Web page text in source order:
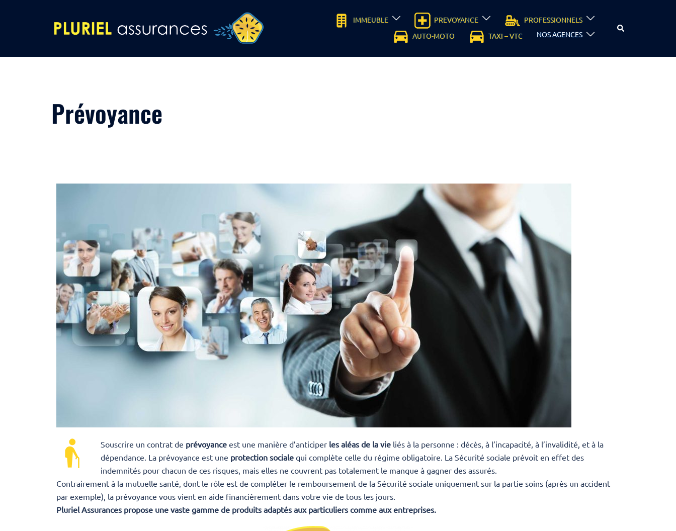
IMMEUBLE PREVOYANCE
PROFESSIONNELS
AUTO-MOTO
TAXI – VTC NOS AGENCES
Prévoyance
Souscrire un contrat de prévoyance est une manière d’anticiper les aléas de la vie liés à la personne : décès, à l’incapacité, à l’invalidité, et à la
dépendance. La prévoyance est une protection sociale qui complète celle du régime obligatoire. La Sécurité sociale prévoit en effet des
indemnités pour chacun de ces risques, mais elles ne couvrent pas totalement le manque à gagner des assurés.
Contrairement à la mutuelle santé, dont le rôle est de compléter le remboursement de la Sécurité sociale uniquement sur la partie soins (après un accident
par exemple), la prévoyance vous vient en aide financièrement dans votre vie de tous les jours.
Pluriel Assurances propose une vaste gamme de produits adaptés aux particuliers comme aux entreprises.